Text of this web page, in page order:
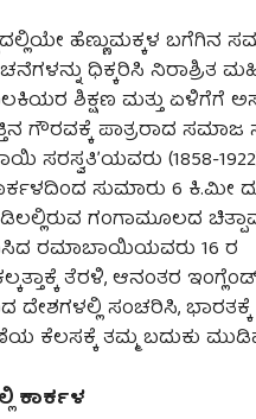
ಹೆಣ್ಣುಮಕ್ಕಳ ಬಗೆಗಿನ
ಧಿಕ್ಕರಿಸಿ ನಿರಾಶ್ರಿತ
ಶಿಕ್ಷಣ ಮತ್ತು ಏಳಿಗೆಗೆ
ಗೌರವಕ್ಕೆ ಪಾತ್ರರಾದ ಸಮಾಜ
ಸರಸ್ವತಿʼಯವರು (1858-
ಸುಮಾರು 6 ಕಿ.ಮೀ
ಗಂಗಾಮೂಲದ
ರಮಾಬಾಯಿಯವರು 16 ರ
ತೆರಳಿ, ಆನಂತರ
ಸಂಚರಿಸಿ,
ಕೆಲಸಕ್ಕೆ ತಮ್ಮ ಬದುಕು
ಕಾರ್ಕಳ